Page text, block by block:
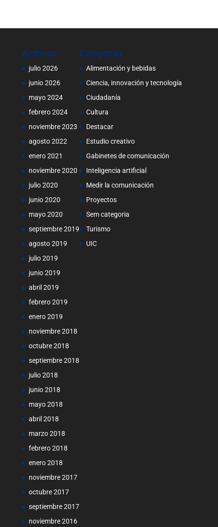
Archivos
julio 2026
junio 2026
mayo 2024
febrero 2024
noviembre 2023
agosto 2022
enero 2021
noviembre 2020
julio 2020
junio 2020
mayo 2020
septiembre 2019
agosto 2019
julio 2019
junio 2019
abril 2019
febrero 2019
enero 2019
noviembre 2018
octubre 2018
septiembre 2018
julio 2018
junio 2018
mayo 2018
abril 2018
marzo 2018
febrero 2018
enero 2018
noviembre 2017
octubre 2017
septiembre 2017
noviembre 2016
Categorías
Alimentación y bebidas
Ciencia, innovación y tecnología
Ciudadanía
Cultura
Destacar
Estudio creativo
Gabinetes de comunicación
Inteligencia artificial
Medir la comunicación
Proyectos
Sem categoria
Turismo
UIC